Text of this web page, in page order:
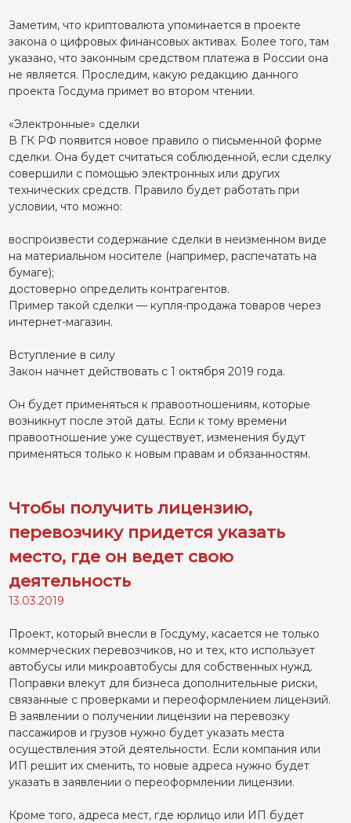
Заметим, что криптовалюта упоминается в проекте
закона о цифровых финансовых активах. Более того, там
указано, что законным средством платежа в России она
не является. Проследим, какую редакцию данного
проекта Госдума примет во втором чтении.
«Электронные» сделки
В ГК РФ появится новое правило о письменной форме
сделки. Она будет считаться соблюденной, если сделку
совершили с помощью электронных или других
технических средств. Правило будет работать при
условии, что можно:
воспроизвести содержание сделки в неизменном виде
на материальном носителе (например, распечатать на
бумаге);
достоверно определить контрагентов.
Пример такой сделки — купля-продажа товаров через
интернет-магазин.
Вступление в силу
Закон начнет действовать с 1 октября 2019 года.
Он будет применяться к правоотношениям, которые
возникнут после этой даты. Если к тому времени
правоотношение уже существует, изменения будут
применяться только к новым правам и обязанностям.
Чтобы получить лицензию,
перевозчику придется указать
место, где он ведет свою
деятельность
13.03.2019
Проект, который внесли в Госдуму, касается не только
коммерческих перевозчиков, но и тех, кто использует
автобусы или микроавтобусы для собственных нужд.
Поправки влекут для бизнеса дополнительные риски,
связанные с проверками и переоформлением лицензий.
В заявлении о получении лицензии на перевозку
пассажиров и грузов нужно будет указать места
осуществления этой деятельности. Если компания или
ИП решит их сменить, то новые адреса нужно будет
указать в заявлении о переоформлении лицензии.
Кроме того, адреса мест, где юрлицо или ИП будет